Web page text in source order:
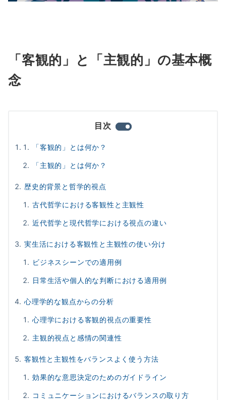
「客観的」と「主観的」の基本概
念
目次
「客観的」とは何か？
「主観的」とは何か？
歴史的背景と哲学的視点
古代哲学における客観性と主観性
近代哲学と現代哲学における視点の違い
実生活における客観性と主観性の使い分け
ビジネスシーンでの適用例
日常生活や個人的な判断における適用例
心理学的な観点からの分析
心理学における客観的視点の重要性
主観的視点と感情の関連性
客観性と主観性をバランスよく使う方法
効果的な意思決定のためのガイドライン
コミュニケーションにおけるバランスの取り方